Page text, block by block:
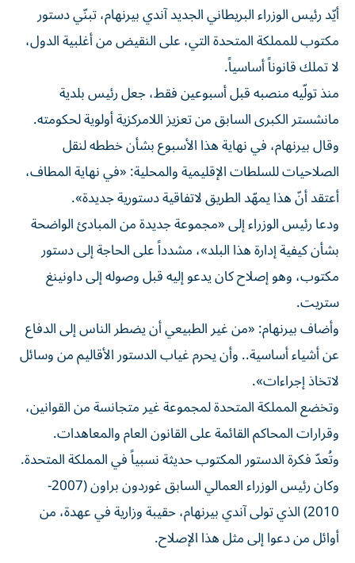
أيّد رئيس الوزراء البريطاني الجديد آندي بيرنهام، تبنّي دستور
مكتوب للمملكة المتحدة التي، على النقيض من أغلبية الدول،
لا تملك قانوناً أساسياً.
منذ تولّيه منصبه قبل أسبوعين فقط، جعل رئيس بلدية
مانشستر الكبرى السابق من تعزيز اللامركزية أولوية لحكومته.
وقال بيرنهام، في نهاية هذا الأسبوع بشأن خططه لنقل
الصلاحيات للسلطات الإقليمية والمحلية: «في نهاية المطاف،
أعتقد أنّ هذا يمهّد الطريق لاتفاقية دستورية جديدة».
ودعا رئيس الوزراء إلى «مجموعة جديدة من المبادئ الواضحة
بشأن كيفية إدارة هذا البلد»، مشدداً على الحاجة إلى دستور
مكتوب، وهو إصلاح كان يدعو إليه قبل وصوله إلى داونينغ
ستريت.
وأضاف بيرنهام: «من غير الطبيعي أن يضطر الناس إلى الدفاع
عن أشياء أساسية.. وأن يحرم غياب الدستور الأقاليم من وسائل
لاتخاذ إجراءات».
وتخضع المملكة المتحدة لمجموعة غير متجانسة من القوانين،
وقرارات المحاكم القائمة على القانون العام والمعاهدات.
وتُعدّ فكرة الدستور المكتوب حديثة نسبياً في المملكة المتحدة.
وكان رئيس الوزراء العمالي السابق غوردون براون (2007-
2010) الذي تولى آندي بيرنهام، حقيبة وزارية في عهدة، من
أوائل من دعوا إلى مثل هذا الإصلاح.